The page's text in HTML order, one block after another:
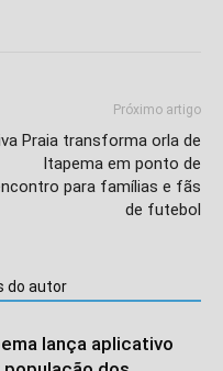
Próximo artigo
Praia transforma orla de
Itapema em ponto de
para famílias e fãs
de futebol
do autor
lança aplicativo